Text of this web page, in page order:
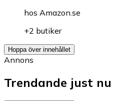
hos Amazon.se
+2 butiker
Hoppa över innehållet
Annons
Trendande just nu